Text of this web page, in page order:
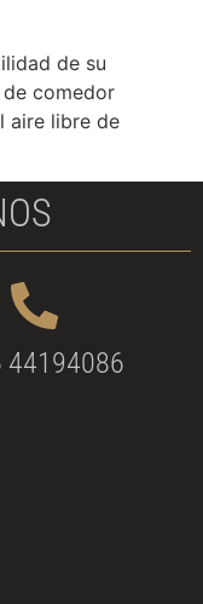
de su
comedor
aire libre de
44194086